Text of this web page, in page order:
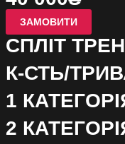
ЗАМОВИТИ
СПЛІТ
К-СТЬ/
1
2